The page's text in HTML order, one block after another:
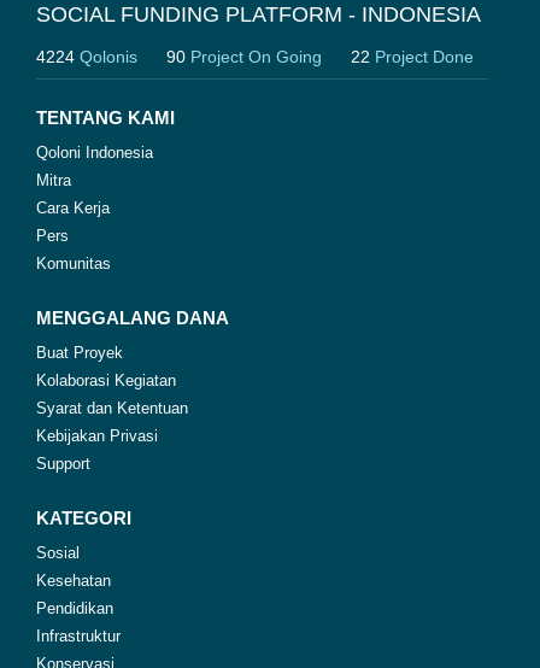
SOCIAL FUNDING PLATFORM - INDONESIA
4224 Qolonis 90 Project On Going 22 Project Done
TENTANG KAMI
Qoloni Indonesia
Mitra
Cara Kerja
Pers
Komunitas
MENGGALANG DANA
Buat Proyek
Kolaborasi Kegiatan
Syarat dan Ketentuan
Kebijakan Privasi
Support
KATEGORI
Sosial
Kesehatan
Pendidikan
Infrastruktur
Konservasi